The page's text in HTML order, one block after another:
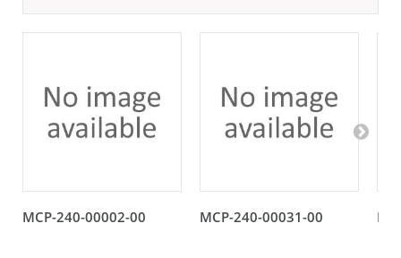
MCP-240-00002-00 MCP-240-00031-00